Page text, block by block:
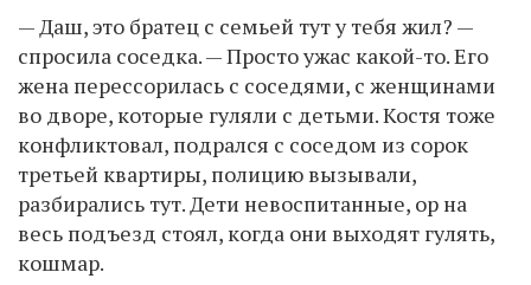
— Даш, это братец с семьей тут у тебя жил? —
спросила соседка. — Просто ужас какой-то. Его
жена перессорилась с соседями, с женщинами
во дворе, которые гуляли с детьми. Костя тоже
конфликтовал, подрался с соседом из сорок
третьей квартиры, полицию вызывали,
разбирались тут. Дети невоспитанные, ор на
весь подъезд стоял, когда они выходят гулять,
кошмар.